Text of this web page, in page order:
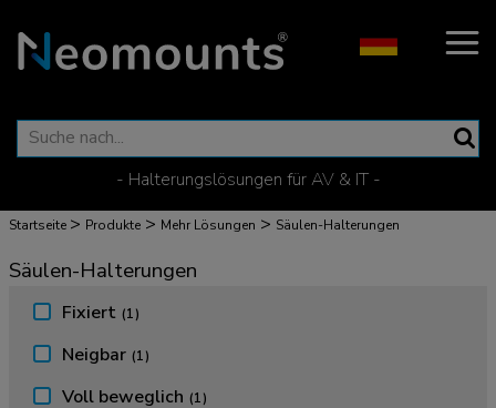
- Halterungslösungen für AV & IT -
Startseite > Produkte > Mehr Lösungen > Säulen-Halterungen
Säulen-Halterungen
Fixiert (1)
Neigbar (1)
Voll beweglich (1)